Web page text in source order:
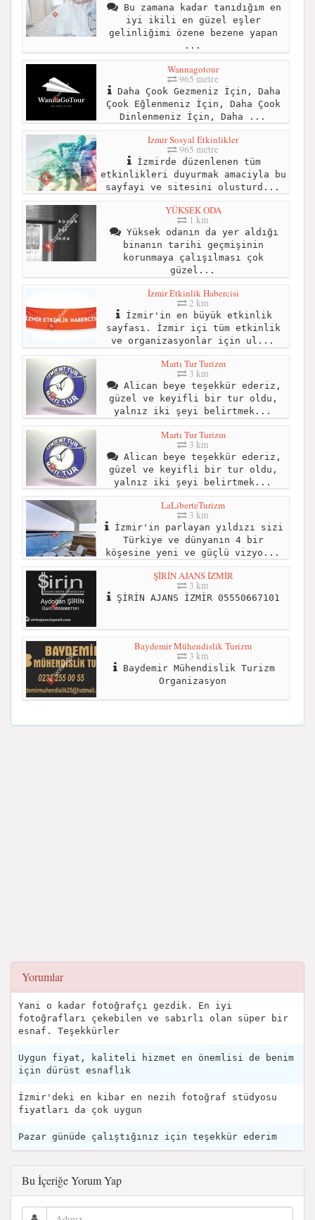
Bu zamana kadar tanıdığım en
iyi ikili en güzel eşler
gelinliğimi özene bezene yapan
...
Wannagotour
965 metre
Daha Çook Gezmeniz İçin, Daha
Çook Eğlenmeniz İçin, Daha Çook
Dinlenmeniz İçin, Daha ...
Izmir Sosyal Etkinlikler
965 metre
İzmirde düzenlenen tüm
etkinlikleri duyurmak amaciyla bu
sayfayi ve sitesini olusturd...
YÜKSEK ODA
1 km
Yüksek odanın da yer aldığı
binanın tarihi geçmişinin
korunmaya çalışılması çok
güzel...
İzmir Etkinlik Habercisi
2 km
İzmir'in en büyük etkinlik
sayfası. İzmir içi tüm etkinlik
ve organizasyonlar için ul...
Martı Tur Turizm
3 km
Alican beye teşekkür ederiz,
güzel ve keyifli bir tur oldu,
yalnız iki şeyi belirtmek...
Martı Tur Turizm
3 km
Alican beye teşekkür ederiz,
güzel ve keyifli bir tur oldu,
yalnız iki şeyi belirtmek...
LaLiberteTurizm
3 km
İzmir'in parlayan yıldızı sizi
Türkiye ve dünyanın 4 bir
köşesine yeni ve güçlü vizyo...
ŞİRİN AJANS İZMİR
3 km
ŞİRİN AJANS İZMİR 05550667101
Baydemir Mühendislik Turizm
3 km
Baydemir Mühendislik Turizm
Organizasyon
Yorumlar
Yani o kadar fotoğrafçı gezdik. En iyi
fotoğrafları çekebilen ve sabırlı olan süper bir
esnaf. Teşekkürler
Uygun fiyat, kaliteli hizmet en önemlisi de benim
için dürüst esnaflık
İzmir'deki en kibar en nezih fotoğraf stüdyosu
fiyatları da çok uygun
Pazar günüde çalıştığınız için teşekkür ederim
Bu İçeriğe Yorum Yap